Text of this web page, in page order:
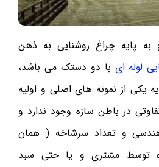
به پایه چراغ روشنایی به ذهن
لوله ای با دو دستک می باشد،
یکی از نمونه های اصلی و اولیه
در باطن سازه وجود ندارد و
و تعداد سرشاخه ( همان
توسط مشتری و یا حتی سبد